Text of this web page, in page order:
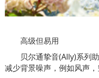
高级但易用
贝尔通挚音(Ally)系列助
减少背景噪声，例如风声